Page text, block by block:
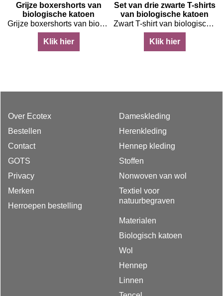
Grijze boxershorts van
biologische katoen
Grijze boxershorts van biologische katoen
Klik hier
Set van drie zwarte T-shirts
van biologische katoen
Zwart T-shirt van biologische katoen, set van drie stuks
Klik hier
Over Ecotex
Bestellen
Contact
GOTS
Privacy
Merken
Herroepen bestelling
Dameskleding
Herenkleding
Hennep kleding
Stoffen
Nonwoven van wol
Textiel voor
natuurbegraven
Materialen
Biologisch katoen
Wol
Hennep
Linnen